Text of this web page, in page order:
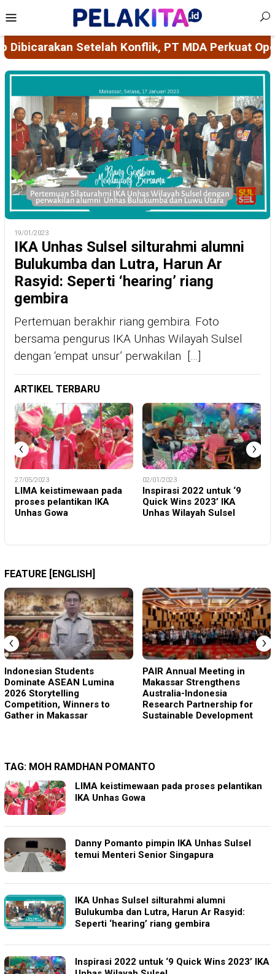
to
content
Menu
PT MDA Perkuat Operasional
19/01/2023
IKA Unhas Sulsel silturahmi alumni
Bulukumba dan Lutra, Harun Ar
Rasyid: Seperti ‘hearing’ riang
gembira
Pertemuan berakhir riang gembira. Foto
bersama pengurus IKA Unhas Wilayah Sulsel
dengan ‘empat unsur’ perwakilan […]
ARTIKEL TERBARU
27/05/2023
LIMA keistimewaan pada
proses pelantikan IKA
Unhas Gowa
02/01/2023
Inspirasi 2022 untuk ‘9
Quick Wins 2023’ IKA
Unhas Wilayah Sulsel
‹ ›
FEATURE [ENGLISH]
Indonesian Students
Dominate ASEAN Lumina
2026 Storytelling
Competition, Winners to
Gather in Makassar
PAIR Annual Meeting in
Makassar Strengthens
Australia-Indonesia
Research Partnership for
Sustainable Development
‹ ›
TAG: MOH RAMDHAN POMANTO
LIMA keistimewaan pada proses pelantikan
IKA Unhas Gowa
Danny Pomanto pimpin IKA Unhas Sulsel
temui Menteri Senior Singapura
IKA Unhas Sulsel silturahmi alumni
Bulukumba dan Lutra, Harun Ar Rasyid:
Seperti ‘hearing’ riang gembira
Inspirasi 2022 untuk ‘9 Quick Wins 2023’ IKA